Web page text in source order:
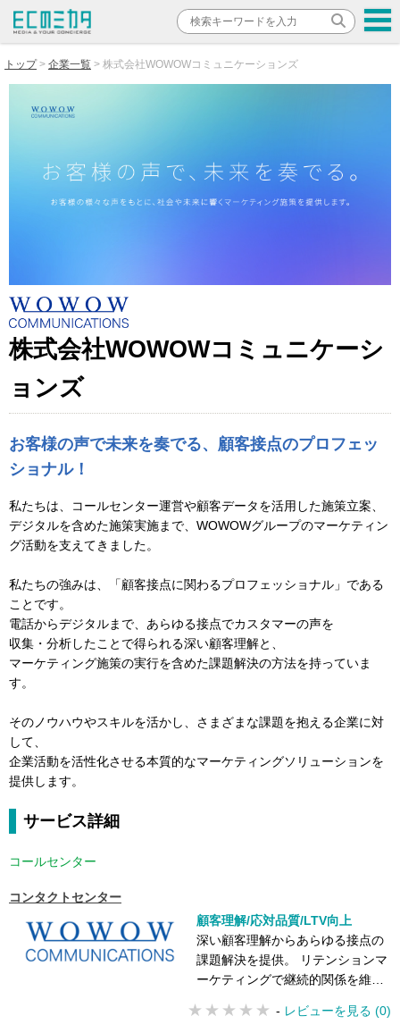
トップ 企業一覧 株式会社WOWOWコミュニケーションズ
株式会社WOWOWコミュニケーシ
ョンズ
お客様の声で未来を奏でる、顧客接点のプロフェッ
ショナル！
私たちは、コールセンター運営や顧客データを活用した施策立案、
デジタルを含めた施策実施まで、WOWOWグループのマーケティン
グ活動を支えてきました。
私たちの強みは、「顧客接点に関わるプロフェッショナル」である
ことです。
電話からデジタルまで、あらゆる接点でカスタマーの声を
収集・分析したことで得られる深い顧客理解と、
マーケティング施策の実行を含めた課題解決の方法を持っていま
す。
そのノウハウやスキルを活かし、さまざまな課題を抱える企業に対
して、
企業活動を活性化させる本質的なマーケティングソリューションを
提供します。
サービス詳細
コールセンター
コンタクトセンター
顧客理解/応対品質/LTV向上
深い顧客理解からあらゆる接点の
課題解決を提供。 リテンションマ
ーケティングで継続的関係を維
サイトを把握
- レビューを見る (0)